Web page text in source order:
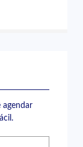
agendar